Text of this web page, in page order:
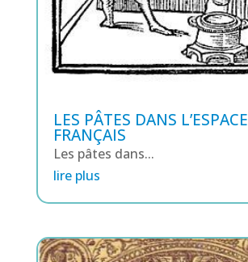
LES PÂTES DANS L’ESPACE
FRANÇAIS
Les pâtes dans...
lire plus